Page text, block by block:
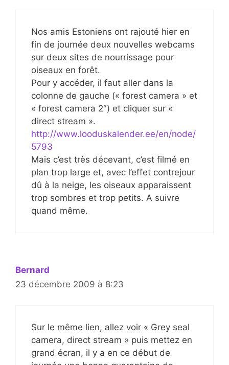
Nos amis Estoniens ont rajouté hier en
fin de journée deux nouvelles webcams
sur deux sites de nourrissage pour
oiseaux en forêt.
Pour y accéder, il faut aller dans la
colonne de gauche (« forest camera » et
« forest camera 2″) et cliquer sur «
direct stream ».
http://www.looduskalender.ee/en/node/
5793
Mais c’est très décevant, c’est filmé en
plan trop large et, avec l’effet contrejour
dû à la neige, les oiseaux apparaissent
trop sombres et trop petits. A suivre
quand même.
Bernard
23 décembre 2009 à 8:23
Sur le même lien, allez voir « Grey seal
camera, direct stream » puis mettez en
grand écran, il y a en ce début de